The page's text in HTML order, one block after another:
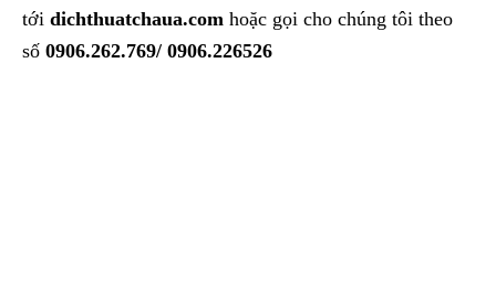
tới dichthuatchaua.com hoặc gọi cho chúng tôi theo
số 0906.262.769/ 0906.226526